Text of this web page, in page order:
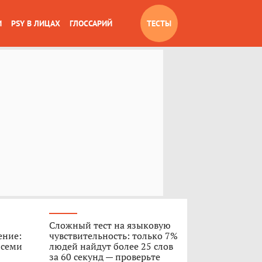
PSY В ЛИЦАХ ГЛОССАРИЙ ТЕСТЫ
Сложный тест на языковую
чувствительность: только 7%
людей найдут более 25 слов
за 60 секунд — проверьте